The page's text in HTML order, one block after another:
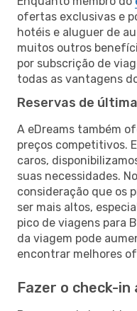
ofertas exclusivas e
hotéis e aluguer de
muitos outros
por subscrição de
todas as vantagens
Reservas de
A eDreams também
preços competitivos.
caros,
suas necessidades.
consideração que os
ser mais altos,
pico de viagens para
da viagem pode
encontrar melhores
Fazer o check-in